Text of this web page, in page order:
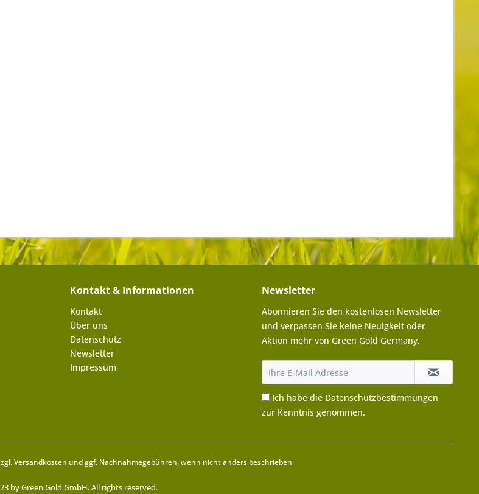
Kontakt & Informationen
Kontakt
Über uns
Datenschutz
Newsletter
Impressum
Newsletter
Abonnieren Sie den kostenlosen Newsletter
und verpassen Sie keine Neuigkeit oder
Aktion mehr von Green Gold Germany.
Ich habe die Datenschutzbestimmungen
zur Kenntnis genommen.
Versandkosten und ggf. Nachnahmegebühren, wenn nicht anders beschrieben
by Green Gold GmbH. All rights reserved.